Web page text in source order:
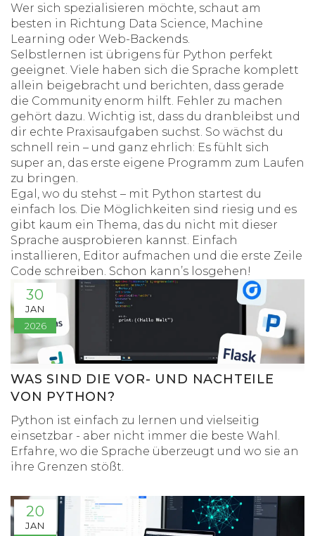
Wer sich spezialisieren möchte, schaut am
besten in Richtung Data Science, Machine
Learning oder Web-Backends.
Selbstlernen ist übrigens für Python perfekt
geeignet. Viele haben sich die Sprache komplett
allein beigebracht und berichten, dass gerade
die Community enorm hilft. Fehler zu machen
gehört dazu. Wichtig ist, dass du dranbleibst und
dir echte Praxisaufgaben suchst. So wächst du
schnell rein – und ganz ehrlich: Es fühlt sich
super an, das erste eigene Programm zum Laufen
zu bringen.
Egal, wo du stehst – mit Python startest du
einfach los. Die Möglichkeiten sind riesig und es
gibt kaum ein Thema, das du nicht mit dieser
Sprache ausprobieren kannst. Einfach
installieren, Editor aufmachen und die erste Zeile
Code schreiben. Schon kann’s losgehen!
30
JAN
2026
WAS SIND DIE VOR- UND NACHTEILE
VON PYTHON?
Python ist einfach zu lernen und vielseitig
einsetzbar - aber nicht immer die beste Wahl.
Erfahre, wo die Sprache überzeugt und wo sie an
ihre Grenzen stößt.
20
JAN